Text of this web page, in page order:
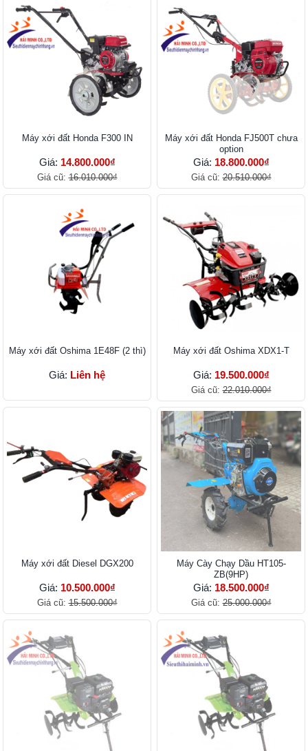
Máy xới đất Honda F300 IN
Giá: 14.800.000₫
Giá cũ:16.010.000₫
Máy xới đất Honda FJ500T chưa
option
Giá: 18.800.000₫
Giá cũ:20.510.000₫
Máy xới đất Oshima 1E48F (2 thì)
Giá: Liên hệ
Máy xới đất Oshima XDX1-T
Giá: 19.500.000₫
Giá cũ:22.010.000₫
Máy xới đất Diesel DGX200
Giá: 10.500.000₫
Giá cũ:15.500.000₫
Máy Cày Chạy Dầu HT105-
ZB(9HP)
Giá: 18.500.000₫
Giá cũ:25.000.000₫